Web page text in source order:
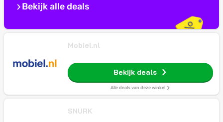
Bekijk alle deals
Mobiel.nl
Bekijk deals
Alle deals van deze winkel
SNURK